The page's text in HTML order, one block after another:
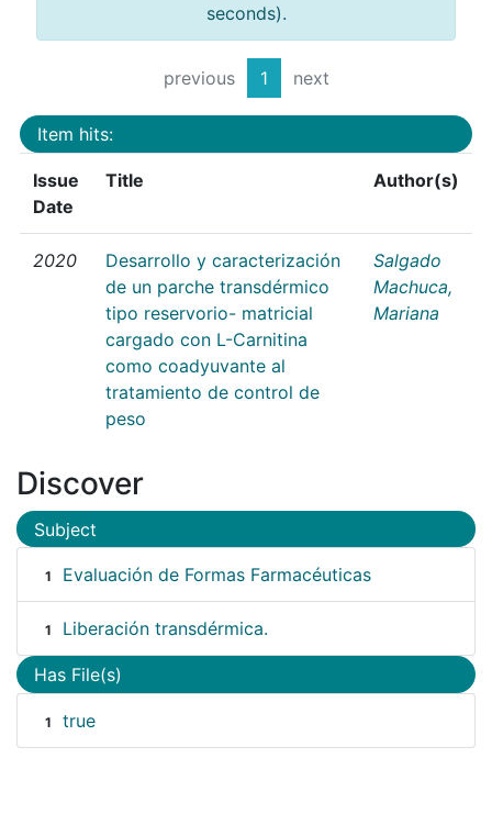
seconds).
previous 1 next
Item hits:
Issue
Date
Title Author(s)
2020
Desarrollo y caracterización
de un parche transdérmico
tipo reservorio- matricial
cargado con L-Carnitina
como coadyuvante al
tratamiento de control de
peso
Salgado
Machuca,
Mariana
Discover
Subject
1 Evaluación de Formas Farmacéuticas
1 Liberación transdérmica.
Has File(s)
1 true